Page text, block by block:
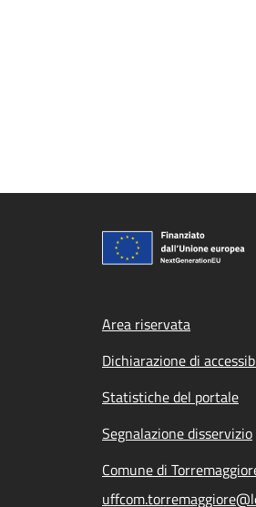
Footer
Area riservata
Dichiarazione di
Statistiche del portale
Segnalazione disservizio
Comune di